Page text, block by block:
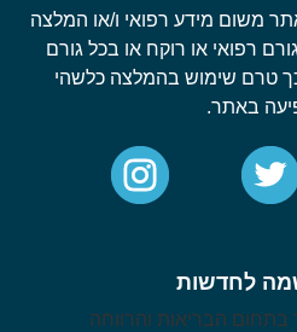
משום מידע רפואי ו/או המלצה
רפואי או רוקח או בכל גורם
טרם שימוש בהמלצה כלשהי
באתר.
לחדשות
הבריאות והרווחה